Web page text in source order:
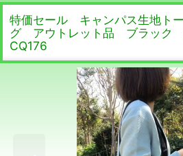
特価セール キャンパス生地ト
グ アウトレット品 ブラッ
CQ176